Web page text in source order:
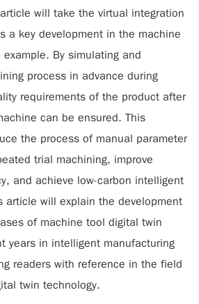
will take the virtual integration
a key development in the machine
By simulating and
process in advance during
requirements of the product after
can be ensured. This
the process of manual parameter
trial machining, improve
and achieve low-carbon intelligent
article will explain the development
of machine tool digital twin
years in intelligent manufacturing
readers with reference in the field
twin technology.